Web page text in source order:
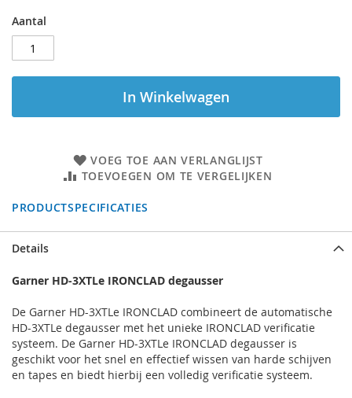
Aantal
In Winkelwagen
VOEG TOE AAN VERLANGLIJST
TOEVOEGEN OM TE VERGELIJKEN
PRODUCTSPECIFICATIES
gallerij
Details
Garner HD-3XTLe IRONCLAD degausser
De Garner HD-3XTLe IRONCLAD combineert de automatische
HD-3XTLe degausser met het unieke IRONCLAD verificatie
systeem. De Garner HD-3XTLe IRONCLAD degausser is
geschikt voor het snel en effectief wissen van harde schijven
en tapes en biedt hierbij een volledig verificatie systeem.